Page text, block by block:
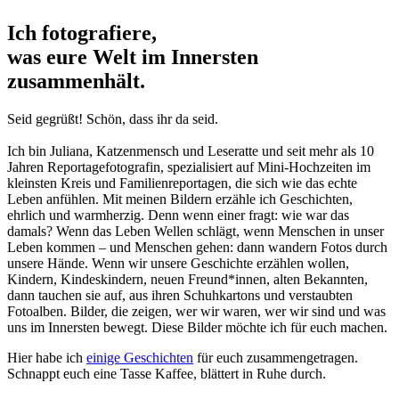
Ich fotografiere,
was eure Welt im Innersten
zusammenhält.
Seid gegrüßt! Schön, dass ihr da seid.
Ich bin Juliana, Katzenmensch und Leseratte und seit mehr als 10
Jahren Reportagefotografin, spezialisiert auf Mini-Hochzeiten im
kleinsten Kreis und Familienreportagen, die sich wie das echte
Leben anfühlen. Mit meinen Bildern erzähle ich Geschichten,
ehrlich und warmherzig. Denn wenn einer fragt: wie war das
damals? Wenn das Leben Wellen schlägt, wenn Menschen in unser
Leben kommen – und Menschen gehen: dann wandern Fotos durch
unsere Hände. Wenn wir unsere Geschichte erzählen wollen,
Kindern, Kindeskindern, neuen Freund*innen, alten Bekannten,
dann tauchen sie auf, aus ihren Schuhkartons und verstaubten
Fotoalben. Bilder, die zeigen, wer wir waren, wer wir sind und was
uns im Innersten bewegt. Diese Bilder möchte ich für euch machen.
Hier habe ich einige Geschichten für euch zusammengetragen.
Schnappt euch eine Tasse Kaffee, blättert in Ruhe durch.